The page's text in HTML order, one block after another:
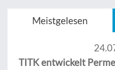
Meistgelesen
TITK entwickelt